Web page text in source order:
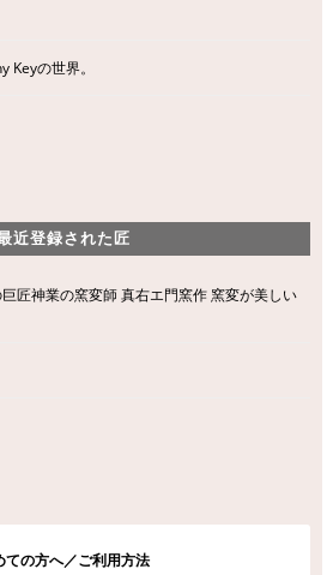
Keyの世界。
近登録された匠
匠神業の窯変師 真右エ門窯作 窯変が美しい
ての方へ／ご利用方法